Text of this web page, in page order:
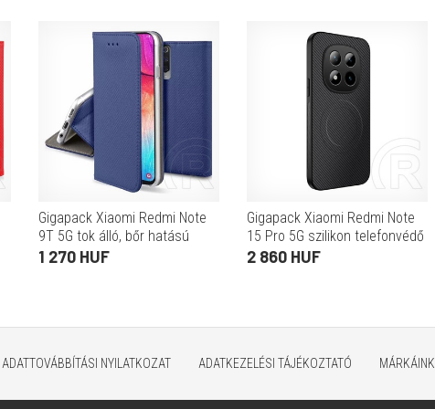
Gigapack Xiaomi Redmi Note
9T 5G tok álló, bőr hatású
(Flip, oldalra nyíló, asztali tartó
1 270 HUF
Gigapack Xiaomi Redmi Note
15 Pro 5G szilikon telefonvédő
(műanyag hátlap, karbon
2 860 HUF
ADATTOVÁBBÍTÁSI NYILATKOZAT ADATKEZELÉSI TÁJÉKOZTATÓ MÁRKÁINK